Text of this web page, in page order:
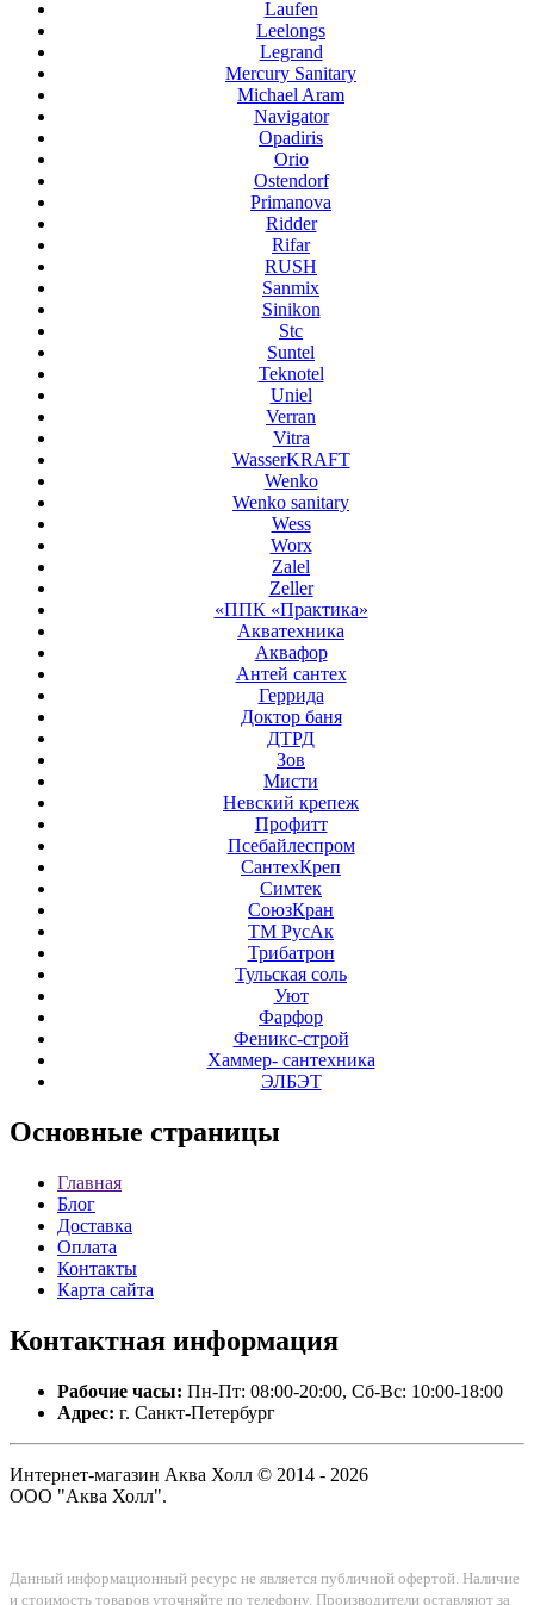
Laufen
Leelongs
Legrand
Mercury Sanitary
Michael Aram
Navigator
Opadiris
Orio
Ostendorf
Primanova
Ridder
Rifar
RUSH
Sanmix
Sinikon
Stc
Suntel
Teknotel
Uniel
Verran
Vitra
WasserKRAFT
Wenko
Wenko sanitary
Wess
Worx
Zalel
Zeller
«ППК «Практика»
Акватехника
Аквафор
Антей сантех
Геррида
Доктор баня
ДТРД
Зов
Мисти
Невский крепеж
Профитт
Псебайлеспром
СантехКреп
Симтек
СоюзКран
ТМ РусАк
Трибатрон
Тульская соль
Уют
Фарфор
Феникс-строй
Хаммер- сантехника
ЭЛБЭТ
Основные страницы
Главная
Блог
Доставка
Оплата
Контакты
Карта сайта
Контактная информация
Рабочие часы: Пн-Пт: 08:00-20:00, Сб-Вс: 10:00-18:00
Адрес: г. Санкт-Петербург
Интернет-магазин Аква Холл © 2014 - 2026
ООО "Аква Холл".
Данный информационный ресурс не является публичной офертой. Наличие
и стоимость товаров уточняйте по телефону. Производители оставляют за